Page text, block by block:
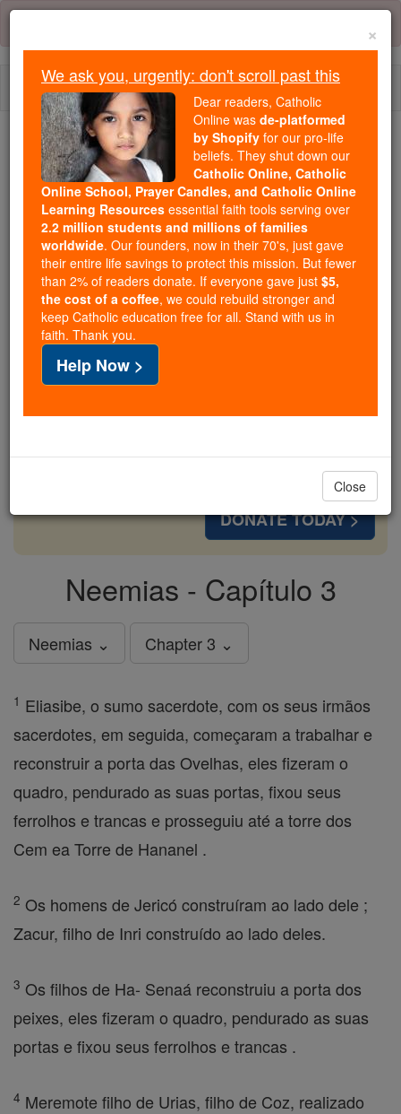
Skip
content
Because of You, 2.2 Million
Students Are Being Formed in the
Faith
Because of generous supporters like you,
Catholic Online School has already delivered
free, faithful Catholic education to over 2.2
million students across 193 countries. In an age
of noise and algorithms, you are helping form
souls with truth, prayer, Scripture, and Christ.
If everyone who reads this gave just $5 — the
free for all. Be Courageous. Be Catholic. Stand
DONATE TODAY >
Neemias - Capítulo 3
Neemias ⌄ Chapter 3 ⌄
1 Eliasibe, o sumo sacerdote, com os seus irmãos
sacerdotes, em seguida, começaram a trabalhar e
reconstruir a porta das Ovelhas, eles fizeram o
quadro, pendurado as suas portas, fixou seus
ferrolhos e trancas e prosseguiu até a torre dos
Cem ea Torre de Hananel .
2 Os homens de Jericó construíram ao lado dele ;
Zacur, filho de Inri construído ao lado deles.
3 Os filhos de Ha- Senaá reconstruiu a porta dos
peixes, eles fizeram o quadro, pendurado as suas
portas e fixou seus ferrolhos e trancas .
4 Meremote filho de Urias, filho de Coz, realizado
×
We ask you, urgently: don't scroll past this
Dear readers, Catholic
Online was de-platformed
by Shopify for our pro-life
beliefs. They shut down our
Catholic Online, Catholic
Online School, Prayer Candles, and Catholic Online
Learning Resources essential faith tools serving over
2.2 million students and millions of families
worldwide. Our founders, now in their 70's, just gave
their entire life savings to protect this mission. But fewer
than 2% of readers donate. If everyone gave just $5,
the cost of a coffee, we could rebuild stronger and
keep Catholic education free for all. Stand with us in
faith. Thank you.
Help Now >
Close